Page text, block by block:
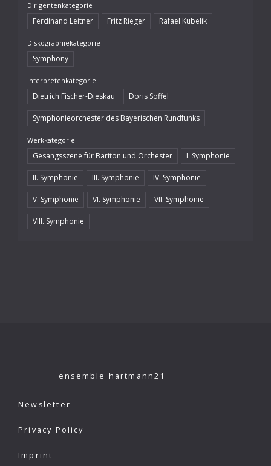
Dirigentenkategorie
Ferdinand Leitner Fritz Rieger Rafael Kubelik
Diskographiekategorie
Symphony
Interpretenkategorie
Dietrich Fischer-Dieskau Doris Soffel
Symphonieorchester des Bayerischen Rundfunks
Werkkategorie
Gesangsszene für Bariton und Orchester I. Symphonie
II. Symphonie III. Symphonie IV. Symphonie
V. Symphonie VI. Symphonie VII. Symphonie
VIII. Symphonie
ensemble hartmann21
Newsletter
Privacy Policy
Imprint